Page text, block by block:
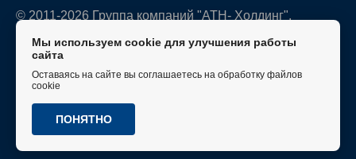
© 2011-2026 Группа компаний "АТН- Холдинг".
Политика конфиденциальности
Мы используем cookie для улучшения работы
сайта
Оставаясь на сайте вы соглашаетесь на обработку файлов
cookie
ПОНЯТНО